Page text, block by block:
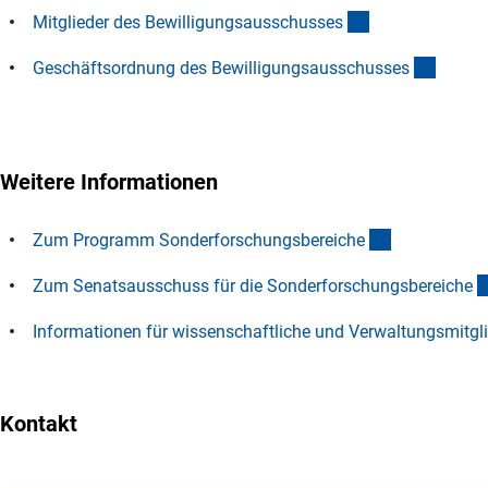
Mitglieder des Bewilligungsausschusses
Geschäftsordnung des Bewilligungsausschusses
Weitere Informationen
Zum Programm Sonderforschungsbereiche
Zum Senatsausschuss für die Sonderforschungsbereiche
Informationen für wissenschaftliche und
Kontakt